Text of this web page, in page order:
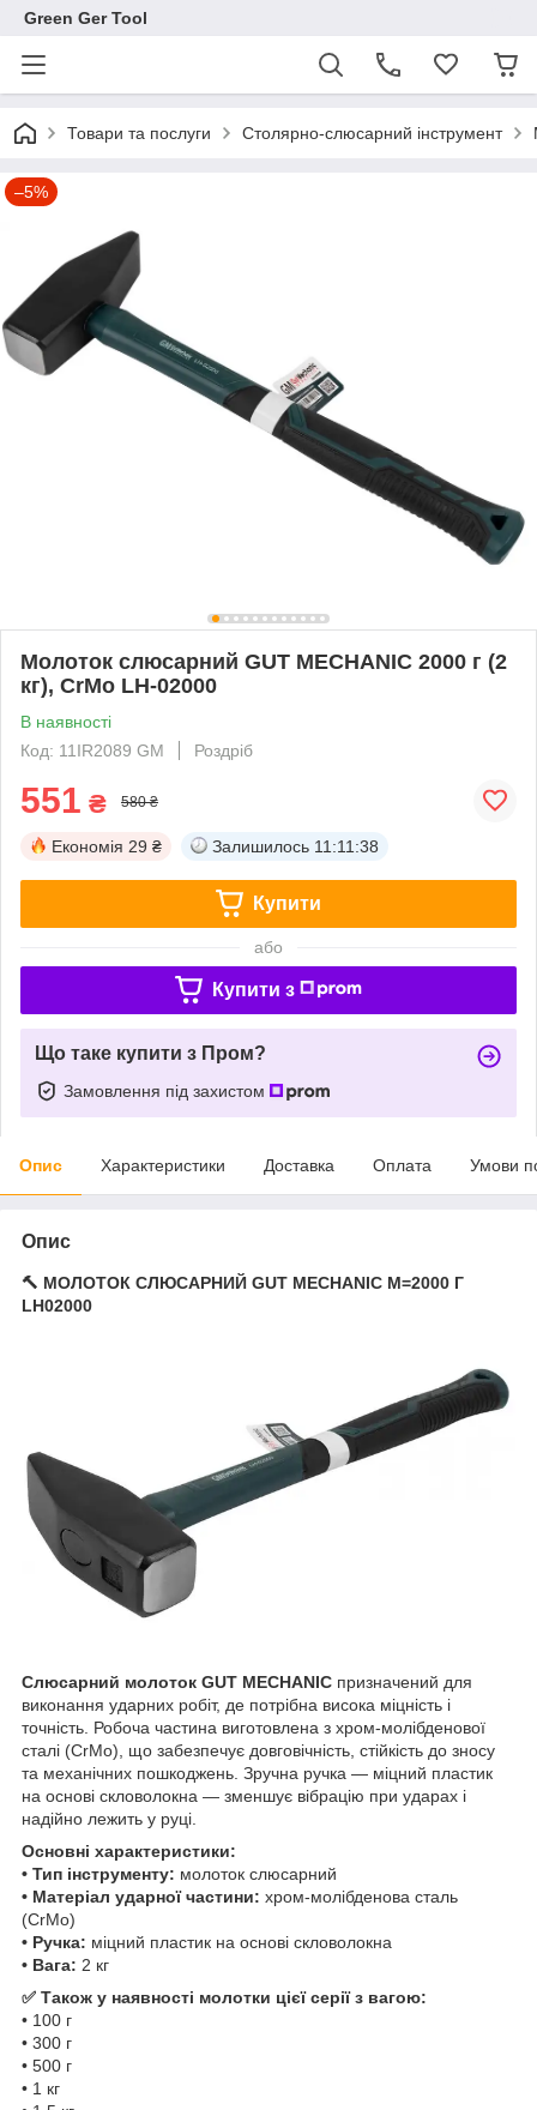
Green Ger Tool
Товари та послуги Столярно-слюсарний інструмент
–5%
Молоток слюсарний GUT MECHANIC 2000 г (2
кг), CrMo LH-02000
В наявності
Код: 11IR2089 GM
Роздріб
551 ₴ 580 ₴
Економія 29 ₴ Залишилось 11:11:38
Купити
або
Купити з
Що таке купити з Пром?
Замовлення під захистом
Опис Характеристики Доставка Оплата Умови
Опис
🔨 МОЛОТОК СЛЮСАРНИЙ GUT MECHANIC M=2000 Г
LH02000
Слюсарний молоток GUT MECHANIC призначений для
виконання ударних робіт, де потрібна висока міцність і
точність. Робоча частина виготовлена з хром-молібденової
сталі (CrMo), що забезпечує довговічність, стійкість до зносу
та механічних пошкоджень. Зручна ручка — міцний пластик
на основі скловолокна — зменшує вібрацію при ударах і
надійно лежить у руці.
Основні характеристики:
• Тип інструменту: молоток слюсарний
• Матеріал ударної частини: хром-молібденова сталь
(CrMo)
• Ручка: міцний пластик на основі скловолокна
• Вага: 2 кг
✅ Також у наявності молотки цієї серії з вагою:
• 100 г
• 300 г
• 500 г
• 1 кг